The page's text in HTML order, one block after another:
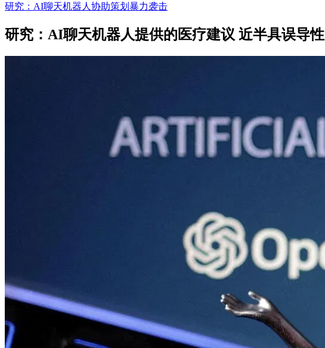
研究：AI聊天机器人协助策划暴力袭击
研究：AI聊天机器人提供的医疗建议 近半具误导性